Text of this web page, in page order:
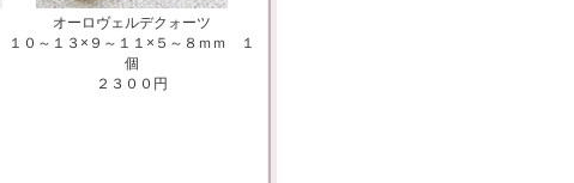
オーロヴェルデクォーツ
１０～１３×９～１１×５～８ｍｍ １
個
２３００円